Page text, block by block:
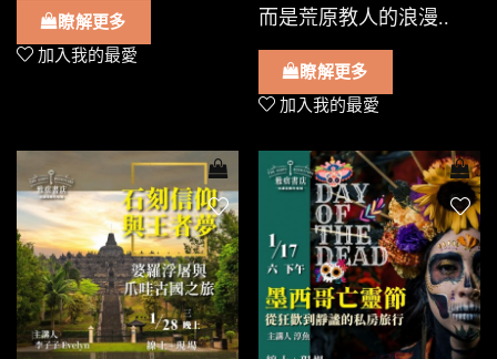
瞭解更多
加入我的最愛
而是荒原教人的浪漫..
瞭解更多
加入我的最愛